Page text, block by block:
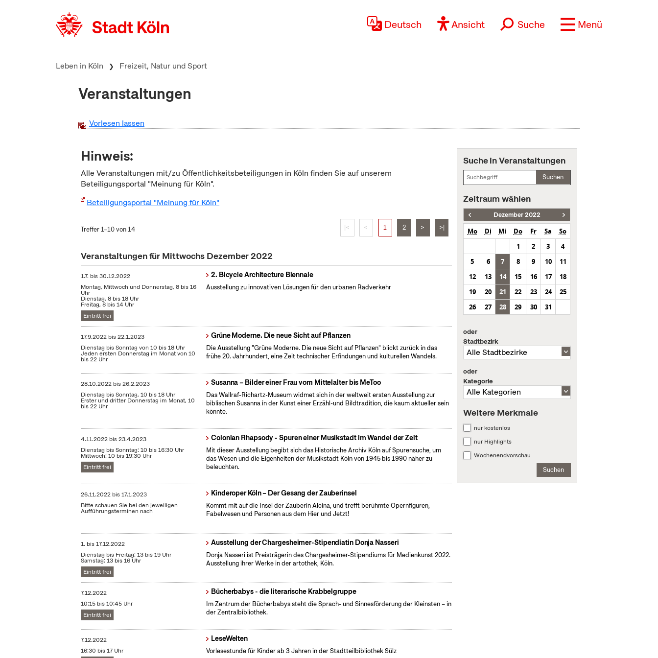
Deutsch Ansicht Suche Menü
Leben in Köln Freizeit, Natur und Sport
Veranstaltungen
Vorlesen lassen
Hinweis:
Alle Veranstaltungen mit/zu Öffentlichkeitsbeteiligungen in Köln finden Sie auf unserem
Beteiligungsportal "Meinung für Köln".
Beteiligungsportal "Meinung für Köln"
Treffer 1–10 von 14 |< < 1 2 > >|
Veranstaltungen für Mittwochs Dezember 2022
1.7. bis30.12.2022
Montag, Mittwoch und Donnerstag, 8 bis 16
Uhr
Dienstag, 8 bis 18 Uhr
Freitag, 8 bis 14 Uhr
Eintritt frei
2. Bicycle Architecture Biennale
Ausstellung zu innovativen Lösungen für den urbanen Radverkehr
17.9.2022 bis22.1.2023
Dienstag bis Sonntag von 10 bis 18 Uhr
Jeden ersten Donnerstag im Monat von 10
bis 22 Uhr
Grüne Moderne. Die neue Sicht auf Pflanzen
Die Ausstellung "Grüne Moderne. Die neue Sicht auf Pflanzen" blickt zurück in das
frühe 20. Jahrhundert, eine Zeit technischer Erfindungen und kulturellen Wandels.
28.10.2022 bis26.2.2023
Dienstag bis Sonntag, 10 bis 18 Uhr
Erster und dritter Donnerstag im Monat, 10
bis 22 Uhr
Susanna – Bilder einer Frau vom Mittelalter bis MeToo
Das Wallraf-Richartz-Museum widmet sich in der weltweit ersten Ausstellung zur
biblischen Susanna in der Kunst einer Erzähl-und Bildtradition, die kaum aktueller sein
könnte.
4.11.2022 bis23.4.2023
Dienstag bis Sonntag: 10 bis 16:30 Uhr
Mittwoch: 10 bis 19:30 Uhr
Eintritt frei
Colonian Rhapsody - Spuren einer Musikstadt im Wandel der Zeit
Mit dieser Ausstellung begibt sich das Historische Archiv Köln auf Spurensuche, um
das Wesen und die Eigenheiten der Musikstadt Köln von 1945 bis 1990 näher zu
beleuchten.
26.11.2022 bis17.1.2023
Bitte schauen Sie bei den jeweiligen
Aufführungsterminen nach
Kinderoper Köln – Der Gesang der Zauberinsel
Kommt mit auf die Insel der Zauberin Alcina, und trefft berühmte Opernfiguren,
Fabelwesen und Personen aus dem Hier und Jetzt!
1. bis17.12.2022
Dienstag bis Freitag: 13 bis 19 Uhr
Samstag: 13 bis 16 Uhr
Eintritt frei
Ausstellung der Chargesheimer-Stipendiatin Donja Nasseri
Donja Nasseri ist Preisträgerin des Chargesheimer-Stipendiums für Medienkunst 2022.
Ausstellung ihrer Werke in der artothek, Köln.
7.12.2022
10:15 bis 10:45 Uhr
Eintritt frei
Bücherbabys - die literarische Krabbelgruppe
Im Zentrum der Bücherbabys steht die Sprach- und Sinnesförderung der Kleinsten – in
der Zentralbibliothek.
7.12.2022
16:30 bis 17 Uhr
LeseWelten
Vorlesestunde für Kinder ab 3 Jahren in der Stadtteilbibliothek Sülz
Suche in Veranstaltungen
Suchen
Zeitraum wählen
Dezember 2022
Mo Di Mi Do Fr Sa
So
1
2 3
4
5
6 7 8 9 10
11
12
13 14 15 16 17
18
19
20 21 22 23 24
25
26
27 28 29 30 31
oder
Stadtbezirk
oder
Kategorie
Weitere Merkmale
nur kostenlos
nur Highlights
Wochenendvorschau
Suchen